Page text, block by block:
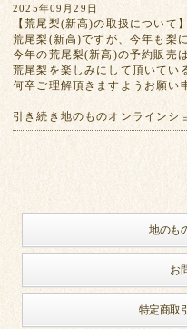
2025年09月29日
【荒尾梨(新高)の取扱について】
荒尾梨(新高)ですが、今年も梨
今年の荒尾梨(新高)の予約販売
荒尾梨を楽しみにして頂いてい
何卒ご理解頂きますようお願い
引き続き地のものオンラインシ
地のも
お
特定商取